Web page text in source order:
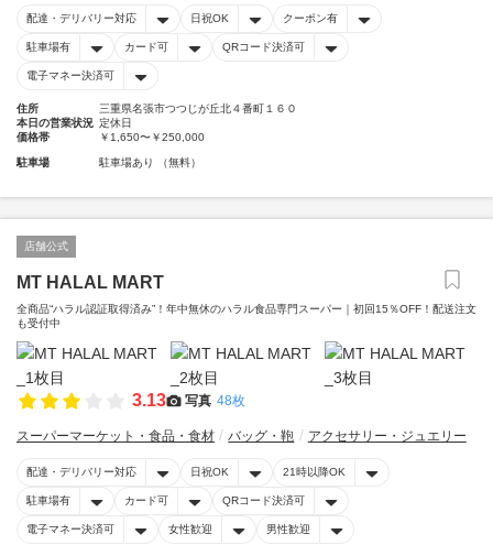
配達・デリバリー対応 日祝OK クーポン有
駐車場有 カード可 QRコード決済可
電子マネー決済可
住所
三重県名張市つつじが丘北４番町１６０
本日の営業状況 定休日
価格帯
￥1,650〜￥250,000
駐車場 駐車場あり （無料）
店舗公式
MT HALAL MART
全商品“ハラル認証取得済み”！年中無休のハラル食品専門スーパー｜初回15％OFF！配送注文
も受付中
3.13 写真 48枚
スーパーマーケット・食品・食材 バッグ・鞄 アクセサリー・ジュエリー
配達・デリバリー対応 日祝OK 21時以降OK
駐車場有 カード可 QRコード決済可
電子マネー決済可 女性歓迎 男性歓迎